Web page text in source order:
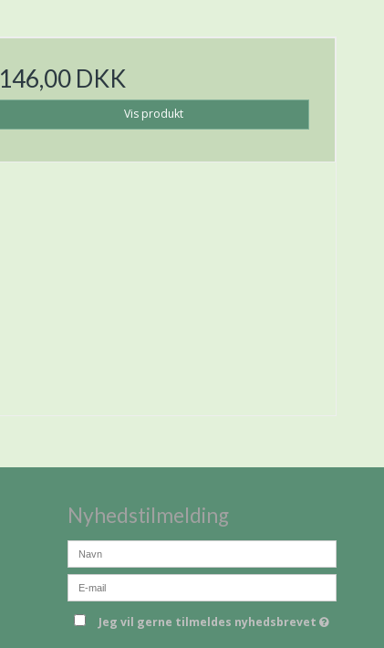
146,00 DKK
Vis produkt
Nyhedstilmelding
Jeg vil gerne tilmeldes nyhedsbrevet